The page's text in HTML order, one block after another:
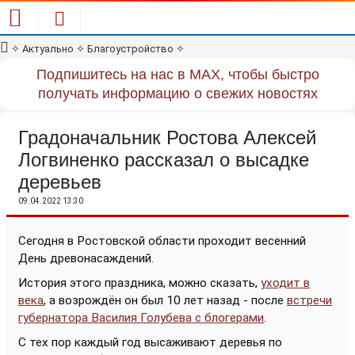
✧ Актуально ✧ Благоустройство ✧
Подпишитесь на нас в MAX, чтобы быстро
получать информацию о свежих новостях
Градоначальник Ростова Алексей
Логвиненко рассказал о высадке
деревьев
09.04.2022 13:30
Сегодня в Ростовской области проходит весенний
День древонасаждений.
История этого праздника, можно сказать, уходит в
века, а возрождён он был 10 лет назад - после встречи
губернатора Василия Голубева с блогерами.
С тех пор каждый год высаживают деревья по